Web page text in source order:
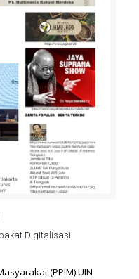
Digitalisasi
(PPIM) UIN